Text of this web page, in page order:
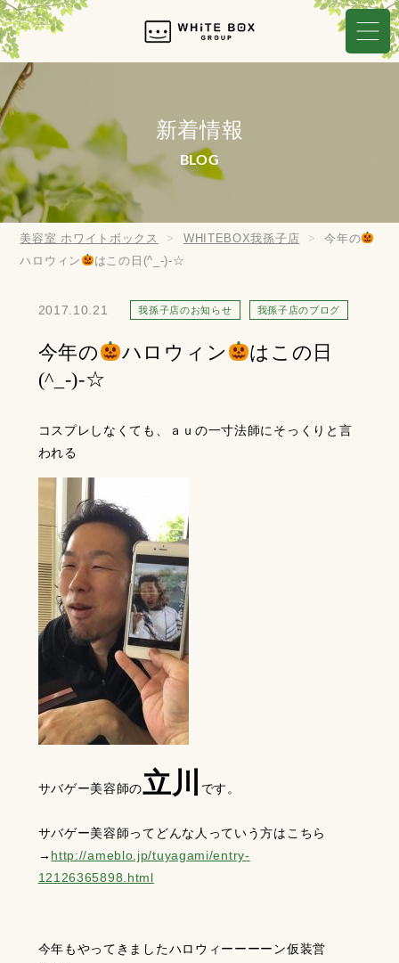
新着情報
BLOG
美容室 ホワイトボックス WHITEBOX我孫子店
今年の
ハロウィン
はこの日(^_-)-☆
2017.10.21 我孫子店のお知らせ 我孫子店のブログ
今年の ハロウィン
はこの日
(^_-)-☆
コスプレしなくても、ａｕの一寸法師にそっくりと言
われる
サバゲー美容師の立川 です。
サバゲー美容師ってどんな人っていう方はこちら
→ http://ameblo.jp/tuyagami/entry-
12126365898.html
今年もやってきましたハロウィーーーーン仮装営